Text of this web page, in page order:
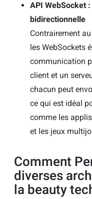
API WebSocket
bidirectionnelle
Contrairement
les WebSockets
communication
client et un
chacun peut
ce qui est idéal
comme les
et les jeux
Comment
diverses
la beauty